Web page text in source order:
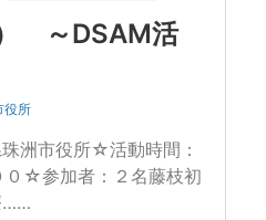
～DSAM活
役所
洲市役所☆活動時間：
０☆参加者：２名藤枝初
……